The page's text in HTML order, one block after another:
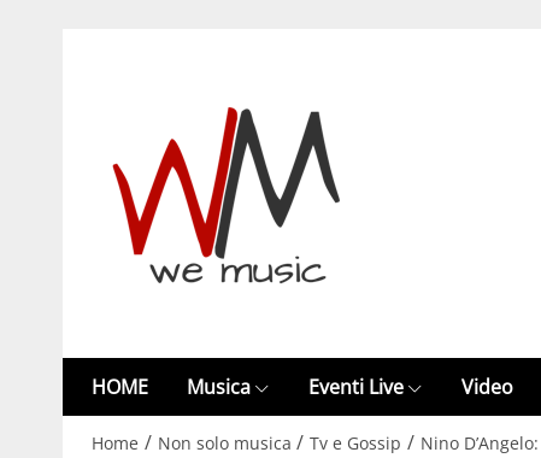
HOME Musica Eventi Live Video
Home / Non solo musica / Tv e Gossip / Nino